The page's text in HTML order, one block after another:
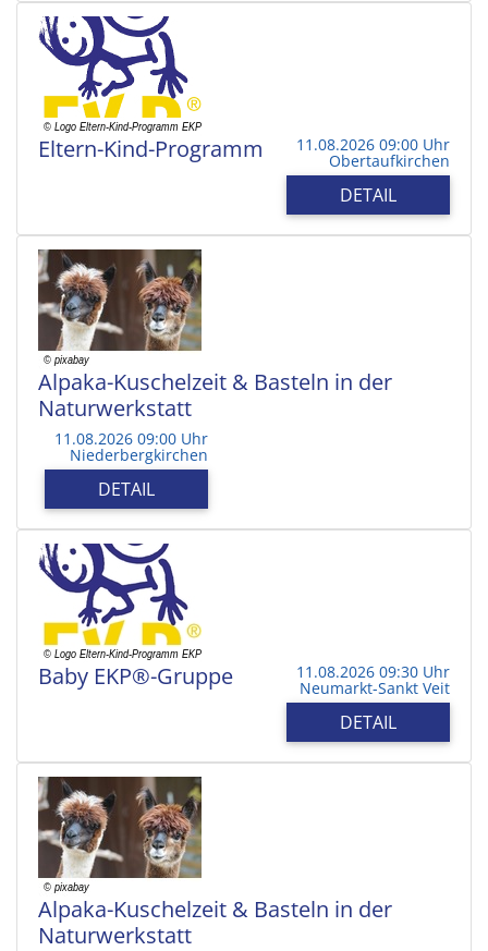
Eltern-Kind-Programm 11.08.2026 09:00 Uhr
Obertaufkirchen
DETAIL
Alpaka-Kuschelzeit & Basteln in der
Naturwerkstatt
11.08.2026 09:00 Uhr
Niederbergkirchen
DETAIL
Baby EKP®-Gruppe 11.08.2026 09:30 Uhr
Neumarkt-Sankt Veit
DETAIL
Alpaka-Kuschelzeit & Basteln in der
Naturwerkstatt